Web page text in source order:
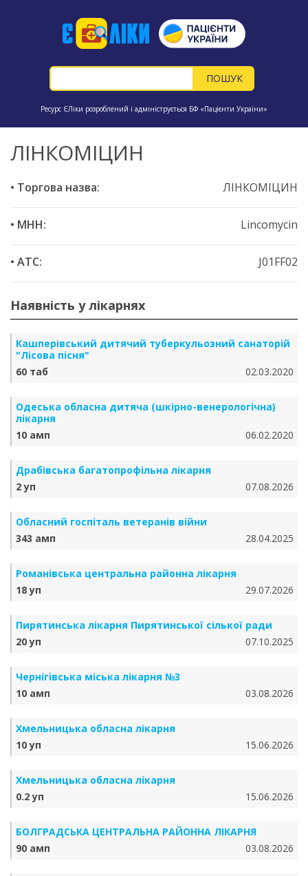
Ресурс ЄЛіки розроблений і адмініструється БФ «Пацієнти України»
ЛІНКОМІЦИН
• Торгова назва: ЛІНКОМІЦИН
• МНН: Lincomycin
• ATC: J01FF02
Наявність у лікарнях
Кашперівський дитячий туберкульозний санаторій
"Лісова пісня"
60 таб
02.03.2020
Одеська обласна дитяча (шкірно-венерологічна)
лікарня
10 амп
06.02.2020
Драбівська багатопрофільна лікарня
2 уп
07.08.2026
Обласний госпіталь ветеранів війни
343 амп
28.04.2025
Романівська центральна районна лікарня
18 уп
29.07.2026
Пирятинська лікарня Пирятинської сілької ради
20 уп
07.10.2025
Чернігівська міська лікарня №3
10 амп
03.08.2026
Хмельницька обласна лікарня
10 уп
15.06.2026
Хмельницька обласна лікарня
0.2 уп
15.06.2026
БОЛГРАДСЬКА ЦЕНТРАЛЬНА РАЙОННА ЛІКАРНЯ
90 амп
03.08.2026